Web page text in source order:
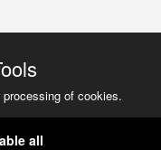
of cookies.
all